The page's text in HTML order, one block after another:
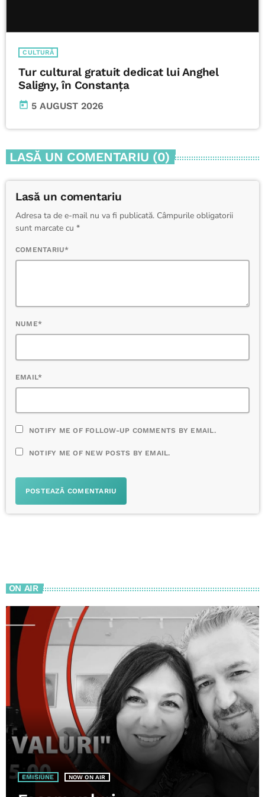
CULTURĂ
Tur cultural gratuit dedicat lui Anghel
Saligny, în Constanța
today 5 AUGUST 2026
LASĂ UN COMENTARIU (0)
Lasă un comentariu
Adresa ta de e-mail nu va fi publicată. Câmpurile obligatorii
sunt marcate cu *
COMENTARIU*
NUME*
EMAIL*
NOTIFY ME OF FOLLOW-UP COMMENTS BY EMAIL.
NOTIFY ME OF NEW POSTS BY EMAIL.
ON AIR
EMISIUNE NOW ON AIR